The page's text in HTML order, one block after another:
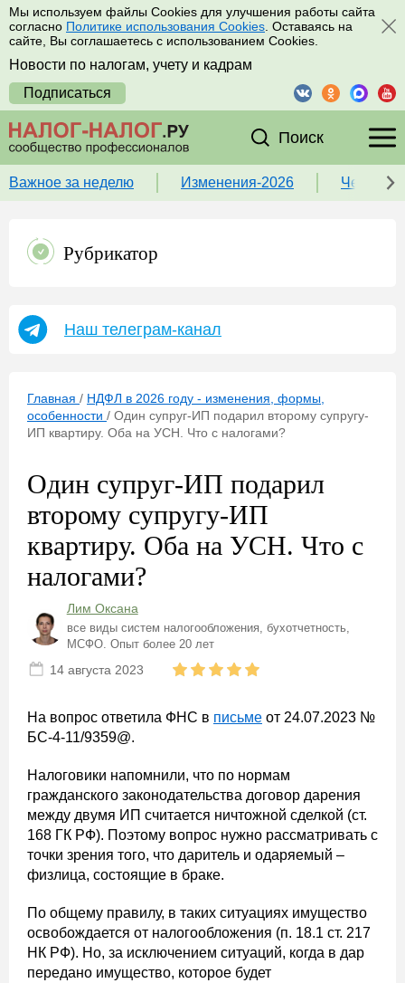
Мы используем файлы Cookies для улучшения работы сайта
согласно Политике использования Cookies . Оставаясь на
сайте, Вы соглашаетесь с использованием Cookies.
Новости по налогам, учету и кадрам
Подписаться
Поиск
Важное за неделю Изменения-2026 Чек-
Рубрикатор
Наш телеграм-канал
Главная / НДФЛ в 2026 году - изменения, формы,
особенности / Один супруг-ИП подарил второму супругу-
ИП квартиру. Оба на УСН. Что с налогами?
Один супруг-ИП подарил
второму супругу-ИП
квартиру. Оба на УСН. Что с
налогами?
Лим Оксана
все виды систем налогообложения, бухотчетность,
МСФО. Опыт более 20 лет
14 августа 2023
На вопрос ответила ФНС в письме от 24.07.2023 №
БС-4-11/9359@.
Налоговики напомнили, что по нормам
гражданского законодательства договор дарения
между двумя ИП считается ничтожной сделкой (ст.
168 ГК РФ). Поэтому вопрос нужно рассматривать с
точки зрения того, что даритель и одаряемый –
физлица, состоящие в браке.
По общему правилу, в таких ситуациях имущество
освобождается от налогообложения (п. 18.1 ст. 217
НК РФ). Но, за исключением ситуаций, когда в дар
передано имущество, которое будет